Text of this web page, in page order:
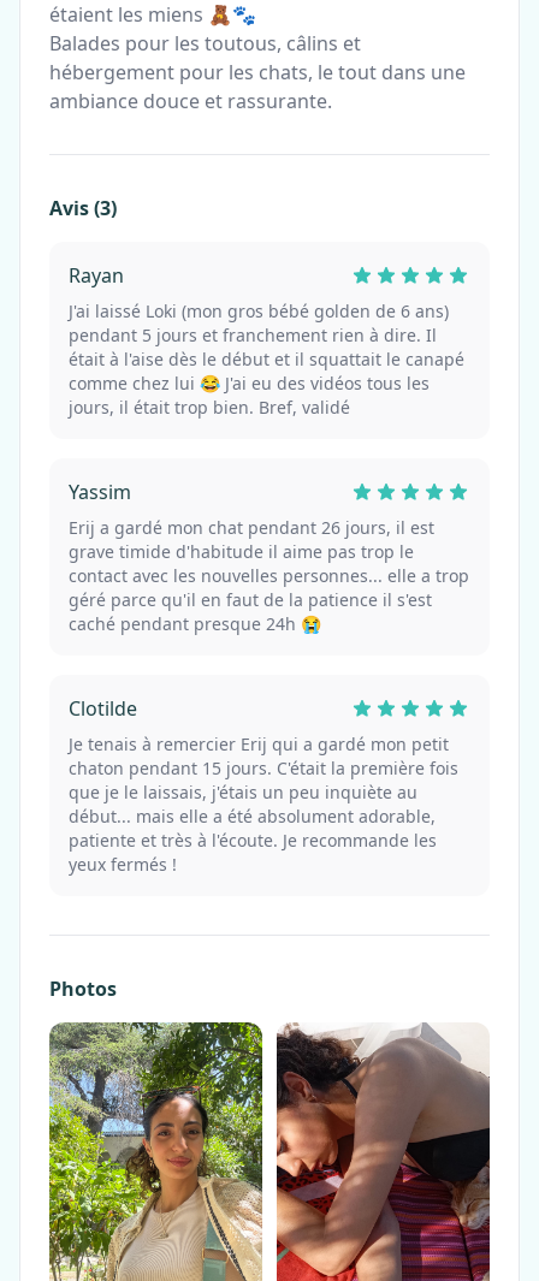
étaient les miens 🧸🐾
Balades pour les toutous, câlins et
hébergement pour les chats, le tout dans une
ambiance douce et rassurante.
Avis (3)
Rayan
J'ai laissé Loki (mon gros bébé golden de 6 ans)
pendant 5 jours et franchement rien à dire. Il
était à l'aise dès le début et il squattait le canapé
comme chez lui 😂 J'ai eu des vidéos tous les
jours, il était trop bien. Bref, validé
Yassim
Erij a gardé mon chat pendant 26 jours, il est
grave timide d'habitude il aime pas trop le
contact avec les nouvelles personnes... elle a trop
géré parce qu'il en faut de la patience il s'est
caché pendant presque 24h 😭
Clotilde
Je tenais à remercier Erij qui a gardé mon petit
chaton pendant 15 jours. C'était la première fois
que je le laissais, j'étais un peu inquiète au
début... mais elle a été absolument adorable,
patiente et très à l'écoute. Je recommande les
yeux fermés !
Photos